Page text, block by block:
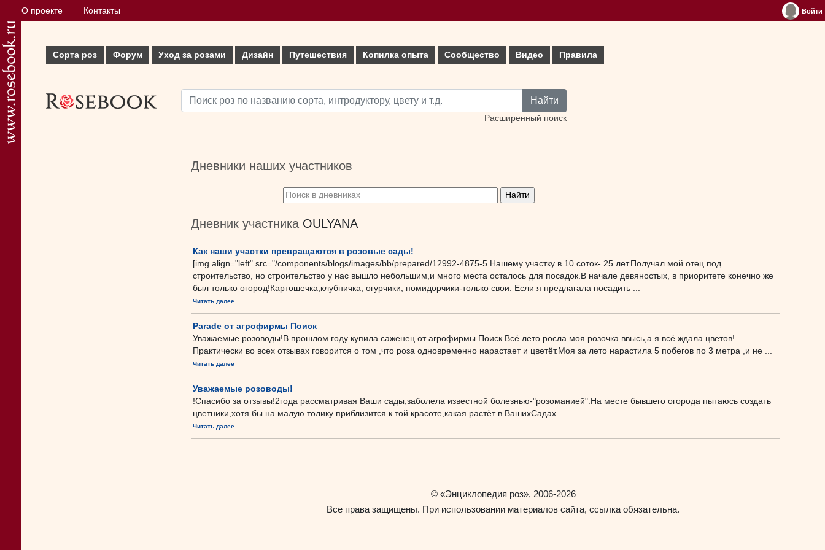
О проекте Контакты Войти
Сорта роз Форум Уход за розами Дизайн Путешествия Копилка опыта Сообщество Видео Правила
Найти
Расширенный поиск
Дневники наших участников
Дневник участника OULYANA
Как наши участки превращаются в розовые сады!
[img align="left" src="/components/blogs/images/bb/prepared/12992-4875-5.Нашему участку в 10 соток- 25 лет.Получал мой отец под
строительство, но строительство у нас вышло небольшим,и много места осталось для посадок.В начале девяностых, в приоритете конечно же
был только огород!Картошечка,клубничка, огурчики, помидорчики-только свои. Если я предлагала посадить ...
Читать далее
Parade от агрофирмы Поиск
Уважаемые розоводы!В прошлом году купила саженец от агрофирмы Поиск.Всё лето росла моя розочка ввысь,а я всё ждала цветов!
Практически во всех отзывах говорится о том ,что роза одновременно нарастает и цветёт.Моя за лето нарастила 5 побегов по 3 метра ,и не ...
Читать далее
Уважаемые розоводы!
!Спасибо за отзывы!2года рассматривая Ваши сады,заболела известной болезнью-"розоманией".На месте бывшего огорода пытаюсь создать
цветники,хотя бы на малую толику приблизится к той красоте,какая растёт в ВашихСадах
Читать далее
© «Энциклопедия роз», 2006-2026
Все права защищены. При использовании материалов сайта, ссылка обязательна.